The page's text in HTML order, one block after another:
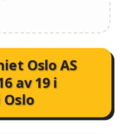
Oslo AS
av19i